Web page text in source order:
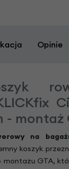
Opinie
- montaż
na
koszyk
montażu GTA,